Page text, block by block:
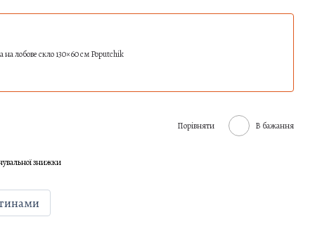
лобове скло 130×60 см Poputchik
Порівняти В бажання
знижки